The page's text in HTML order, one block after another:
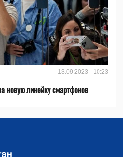
13.09.2023 - 10:23
новую линейку смартфонов